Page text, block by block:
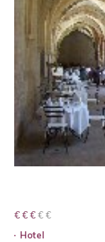
€ € € € €
€ € €
Hotel